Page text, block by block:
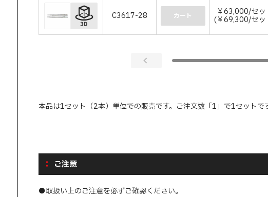
C3617-28 カート ￥63,000/セッ
(￥69,300/セッ
本品は1セット（2本）単位での販売です。ご注文数「1」で1セットです
ご注意
●取扱い上のご注意を必ずご確認ください。